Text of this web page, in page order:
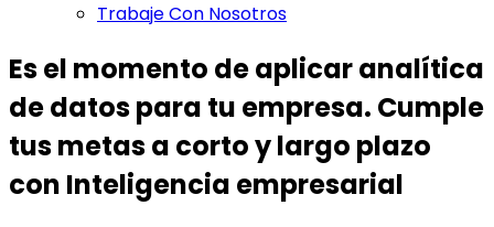
Trabaje Con Nosotros
Es el momento de aplicar analítica
de datos para tu empresa. Cumple
tus metas a corto y largo plazo
con Inteligencia empresarial